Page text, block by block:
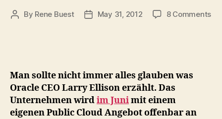
Post
By Rene Buest
PostMay 31, 2012 8 Commentson
Man sollte nicht immer alles glauben was
Oracle CEO Larry Ellison erzählt. Das
Unternehmen wirdim Junimit einem
eigenen Public Cloud Angebot offenbar an